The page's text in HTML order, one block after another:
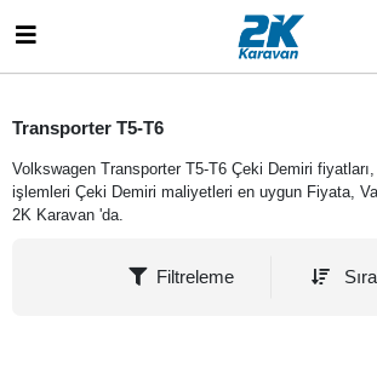
Transporter T5-T6
Volkswagen Transporter T5-T6 Çeki Demiri
işlemleri Çeki Demiri maliyetleri en uygun Fiyata,
2K Karavan 'da.
Filtreleme